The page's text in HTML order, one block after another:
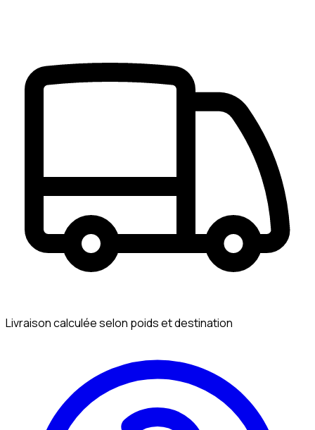
Livraison calculée selon poids et destination